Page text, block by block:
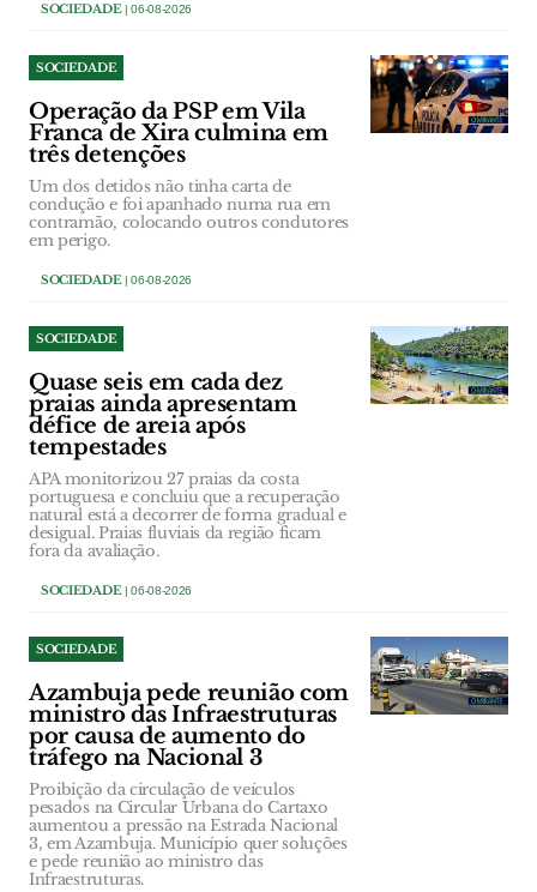
SOCIEDADE| 06-08-2026
SOCIEDADE
Operação da PSP em Vila
Franca de Xira culmina em
três detenções
Um dos detidos não tinha carta de
condução e foi apanhado numa rua em
contramão, colocando outros condutores
em perigo.
SOCIEDADE| 06-08-2026
SOCIEDADE
Quase seis em cada dez
praias ainda apresentam
défice de areia após
tempestades
APA monitorizou 27 praias da costa
portuguesa e concluiu que a recuperação
natural está a decorrer de forma gradual e
desigual. Praias fluviais da região ficam
fora da avaliação.
SOCIEDADE| 06-08-2026
SOCIEDADE
Azambuja pede reunião com
ministro das Infraestruturas
por causa de aumento do
tráfego na Nacional 3
Proibição da circulação de veículos
pesados na Circular Urbana do Cartaxo
aumentou a pressão na Estrada Nacional
3, em Azambuja. Município quer soluções
e pede reunião ao ministro das
Infraestruturas.